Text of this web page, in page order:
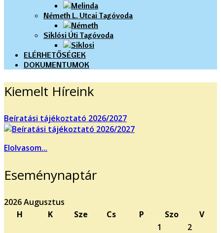
Németh L. Utcai Tagóvoda
Siklósi Úti Tagóvoda
ELÉRHETŐSÉGEK
DOKUMENTUMOK
Kiemelt Híreink
Beíratási tájékoztató 2026/2027
Elolvasom...
Eseménynaptár
2026 Augusztus
H
K Sze Cs P Szo
V
1
2